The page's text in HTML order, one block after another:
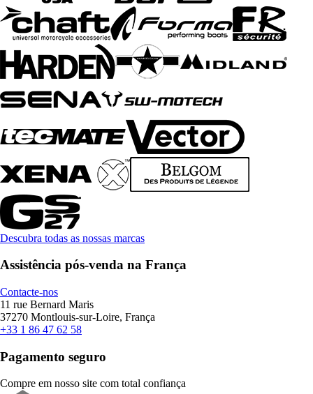
Descubra todas as nossas marcas
Assistência pós-venda na França
Contacte-nos
11 rue Bernard Maris
37270 Montlouis-sur-Loire, França
+33 1 86 47 62 58
Pagamento seguro
Compre em nosso site com total confiança